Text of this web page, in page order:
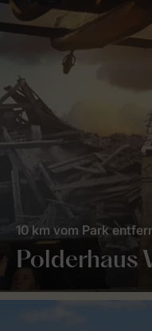
Polderhaus
10 km vom Park